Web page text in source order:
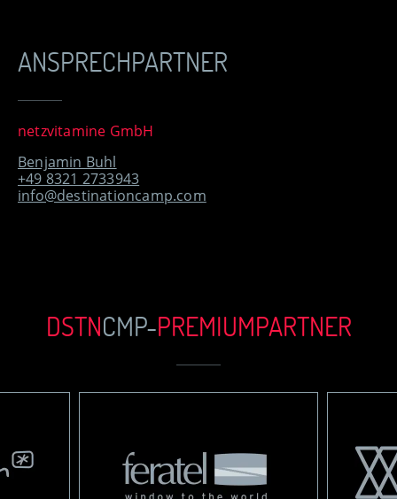
ANSPRECHPARTNER
netzvitamine GmbH
Benjamin Buhl
+49 8321 2733943
info@destinationcamp.com
DSTNCMP-PREMIUMPARTNER